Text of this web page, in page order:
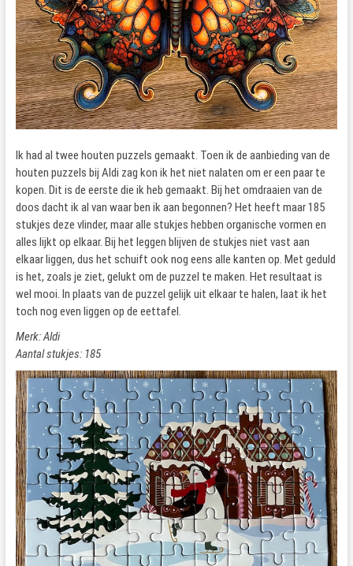
Ik had al twee houten puzzels gemaakt. Toen ik de aanbieding van de
houten puzzels bij Aldi zag kon ik het niet nalaten om er een paar te
kopen. Dit is de eerste die ik heb gemaakt. Bij het omdraaien van de
doos dacht ik al van waar ben ik aan begonnen? Het heeft maar 185
stukjes deze vlinder, maar alle stukjes hebben organische vormen en
alles lijkt op elkaar. Bij het leggen blijven de stukjes niet vast aan
elkaar liggen, dus het schuift ook nog eens alle kanten op. Met geduld
is het, zoals je ziet, gelukt om de puzzel te maken. Het resultaat is
wel mooi. In plaats van de puzzel gelijk uit elkaar te halen, laat ik het
toch nog even liggen op de eettafel.
Merk: Aldi
Aantal stukjes: 185